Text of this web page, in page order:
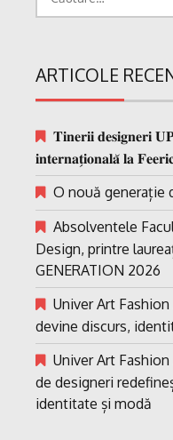
ARTICOLE
𝐓𝐢𝐧𝐞𝐫𝐢𝐢 𝐝𝐞𝐬𝐢𝐠𝐧𝐞𝐫𝐢
𝐢𝐧𝐭𝐞𝐫𝐧𝐚𝐭̗𝐢𝐨𝐧𝐚𝐥𝐚̆ 𝐥𝐚
O nouă generație
Absolventele
Design, printre
GENERATION 2026
Univer Art
devine discurs,
Univer Art
de designeri
identitate și modă